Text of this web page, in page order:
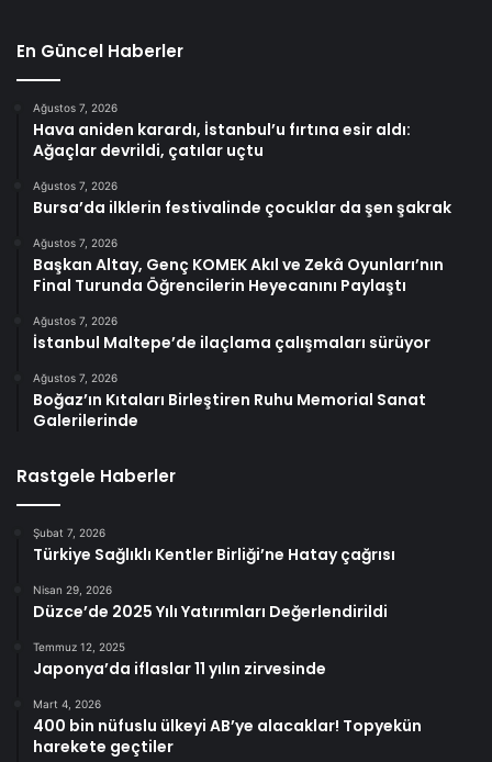
En Güncel Haberler
Ağustos 7, 2026
Hava aniden karardı, İstanbul’u fırtına esir aldı:
Ağaçlar devrildi, çatılar uçtu
Ağustos 7, 2026
Bursa’da ilklerin festivalinde çocuklar da şen şakrak
Ağustos 7, 2026
Başkan Altay, Genç KOMEK Akıl ve Zekâ Oyunları’nın
Final Turunda Öğrencilerin Heyecanını Paylaştı
Ağustos 7, 2026
İstanbul Maltepe’de ilaçlama çalışmaları sürüyor
Ağustos 7, 2026
Boğaz’ın Kıtaları Birleştiren Ruhu Memorial Sanat
Galerilerinde
Rastgele Haberler
Şubat 7, 2026
Türkiye Sağlıklı Kentler Birliği’ne Hatay çağrısı
Nisan 29, 2026
Düzce’de 2025 Yılı Yatırımları Değerlendirildi
Temmuz 12, 2025
Japonya’da iflaslar 11 yılın zirvesinde
Mart 4, 2026
400 bin nüfuslu ülkeyi AB’ye alacaklar! Topyekün
harekete geçtiler